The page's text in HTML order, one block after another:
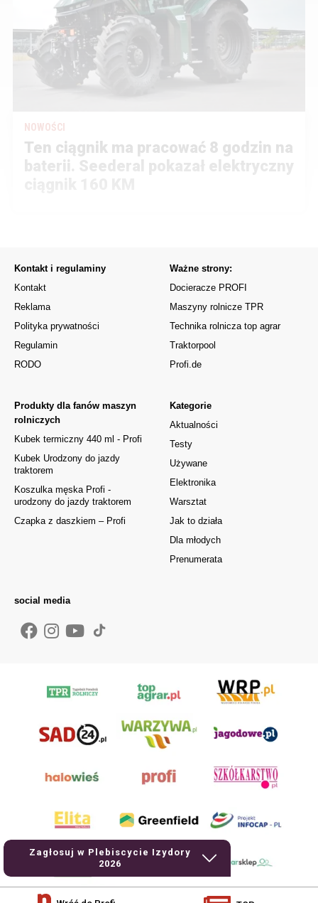
NOWOŚCI
Ten ciągnik ma pracować 8 godzin na
baterii. Seederal pokazał elektryczny
Zagłosuj w Plebiscycie Izydory
2026
Kontakt i regulaminy
Kontakt
Reklama
Polityka prywatności
Regulamin
RODO
Kategorie
Aktualności
Testy
Używane
Elektronika
Warsztat
Jak to działa
Dla młodych
Prenumerata
Produkty dla fanów maszyn
rolniczych
Kubek termiczny 440 ml - Profi
Kubek Urodzony do jazdy
traktorem
Koszulka męska Profi -
urodzony do jazdy traktorem
Czapka z daszkiem – Profi
Ważne strony:
Docieracze PROFI
Maszyny rolnicze TPR
Technika rolnicza top agrar
Traktorpool
Profi.de
social media